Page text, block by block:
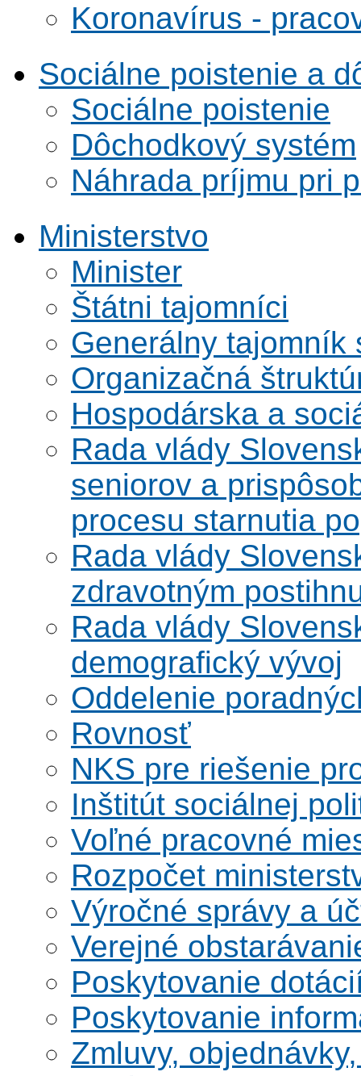
Koronavírus -
Sociálne poistenie a
Sociálne poistenie
Dôchodkový systém
Náhrada príjmu pri
Ministerstvo
Minister
Štátni tajomníci
Generálny tajomník
Organizačná
Hospodárska a
Rada vlády
seniorov a
procesu starnutia
Rada vlády
zdravotným
Rada vlády
demografický vývoj
Oddelenie
Rovnosť
NKS pre riešenie
Inštitút sociálnej
Voľné pracovné
Rozpočet
Výročné správy a
Verejné
Poskytovanie
Poskytovanie
Zmluvy,